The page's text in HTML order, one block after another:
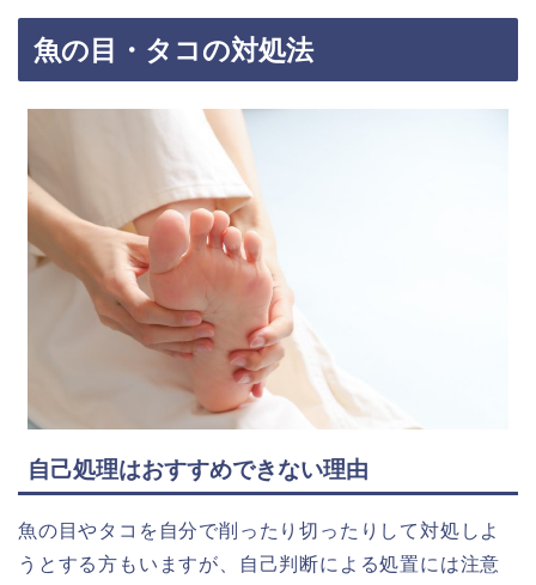
魚の目・タコの対処法
自己処理はおすすめできない理由
魚の目やタコを自分で削ったり切ったりして対処しよ
うとする方もいますが、自己判断による処置には注意